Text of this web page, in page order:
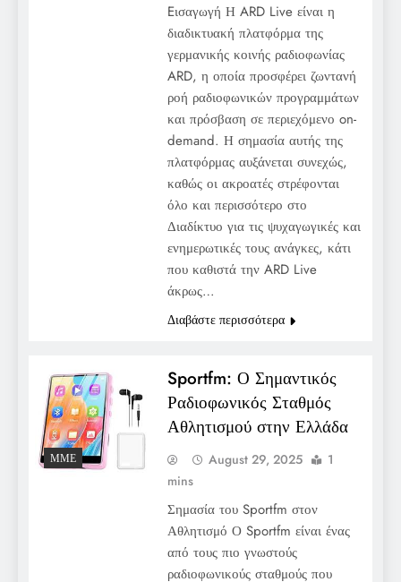
Eισαγωγή Η ARD Live είναι η
διαδικτυακή πλατφόρμα της
γερμανικής κοινής ραδιοφωνίας
ARD, η οποία προσφέρει ζωντανή
ροή ραδιοφωνικών προγραμμάτων
και πρόσβαση σε περιεχόμενο on-
demand. Η σημασία αυτής της
πλατφόρμας αυξάνεται συνεχώς,
καθώς οι ακροατές στρέφονται
όλο και περισσότερο στο
Διαδίκτυο για τις ψυχαγωγικές και
ενημερωτικές τους ανάγκες, κάτι
που καθιστά την ARD Live
άκρως…
Διαβάστε περισσότερα
ΜΜΕ
Sportfm: Ο Σημαντικός
Ραδιοφωνικός Σταθμός
Αθλητισμού στην Ελλάδα
August 29, 2025
1
mins
Σημασία του Sportfm στον
Αθλητισμό Ο Sportfm είναι ένας
από τους πιο γνωστούς
ραδιοφωνικούς σταθμούς που